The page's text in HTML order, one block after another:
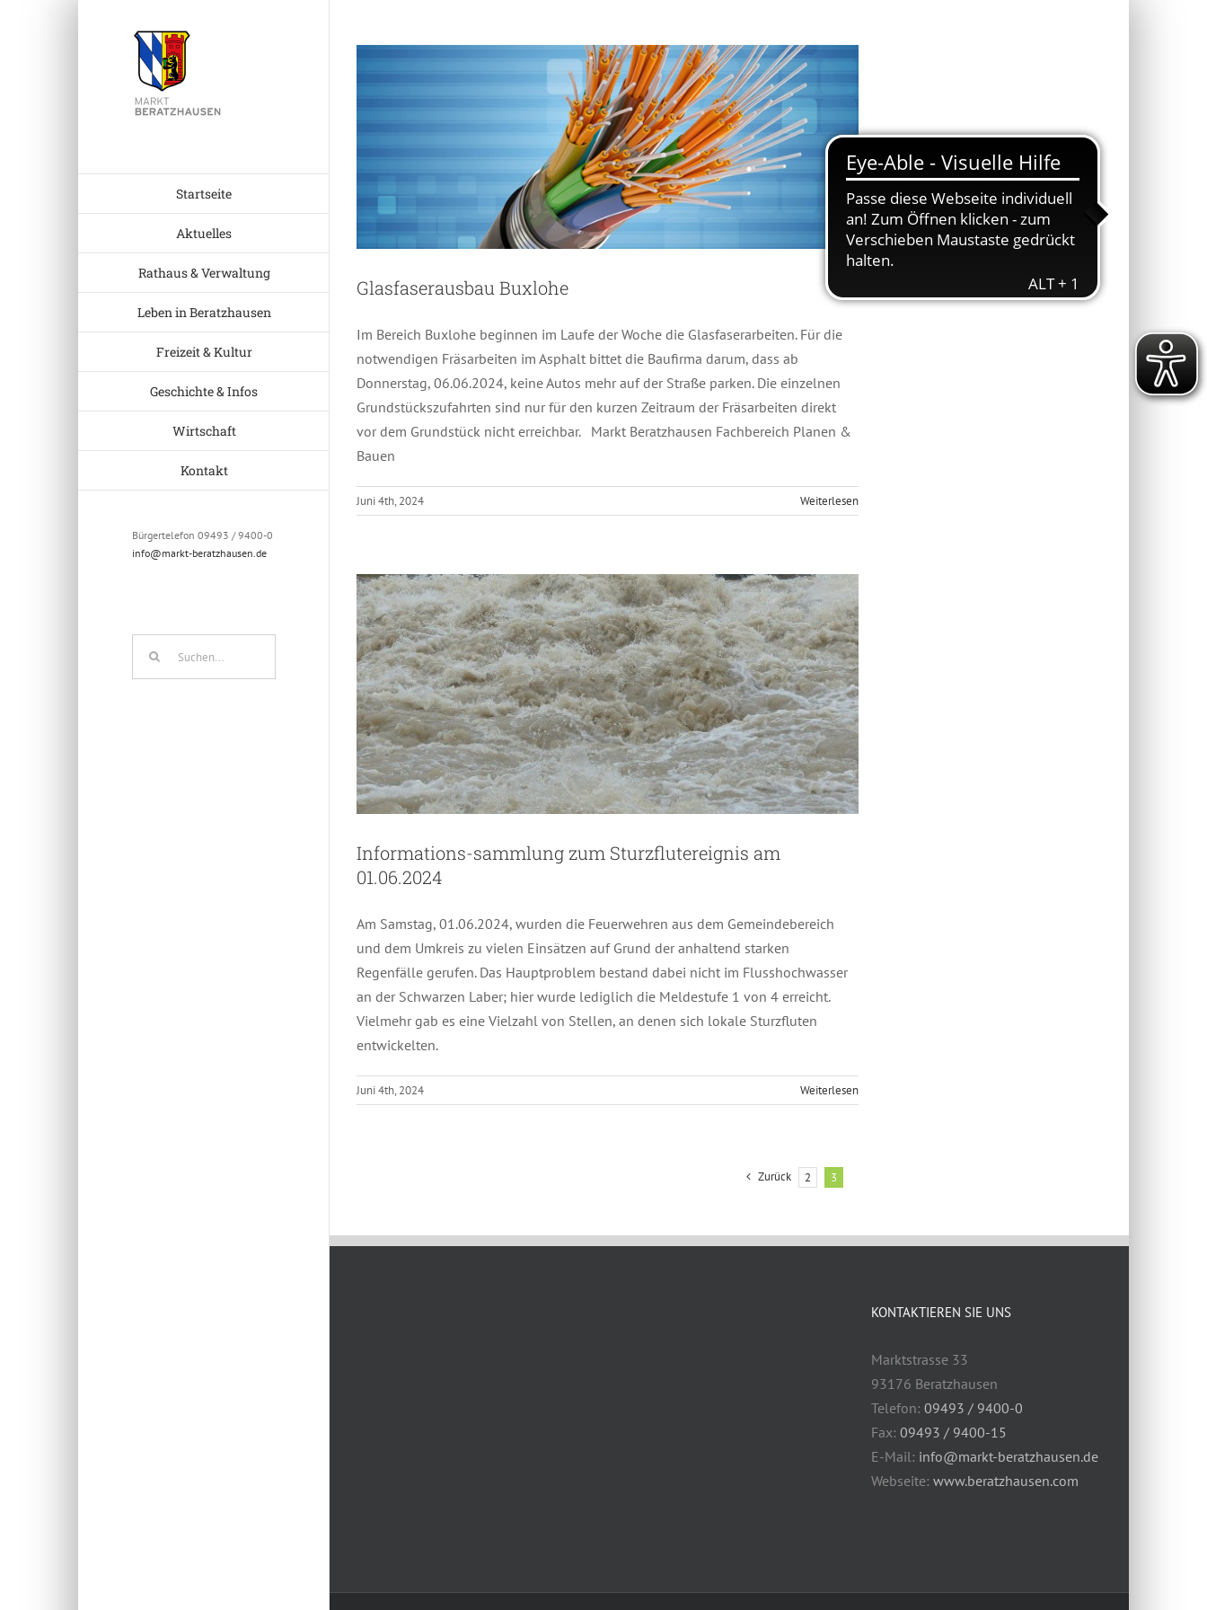
Startseite
Aktuelles
Rathaus & Verwaltung
Leben in Beratzhausen
Freizeit & Kultur
Geschichte & Infos
Wirtschaft
Kontakt
Bürgertelefon 09493 / 9400-0
info@markt-beratzhausen.de
Glasfaserausbau Buxlohe
Im Bereich Buxlohe beginnen im Laufe der Woche die Glasfaserarbeiten. Für die
notwendigen Fräsarbeiten im Asphalt bittet die Baufirma darum, dass ab
Donnerstag, 06.06.2024, keine Autos mehr auf der Straße parken. Die einzelnen
Grundstückszufahrten sind nur für den kurzen Zeitraum der Fräsarbeiten direkt
vor dem Grundstück nicht erreichbar. Markt Beratzhausen Fachbereich Planen &
Bauen
Juni 4th, 2024 Weiterlesen
01.06.2024
Informations-sammlung zum Sturzflutereignis am
01.06.2024
Am Samstag, 01.06.2024, wurden die Feuerwehren aus dem Gemeindebereich
und dem Umkreis zu vielen Einsätzen auf Grund der anhaltend starken
Regenfälle gerufen. Das Hauptproblem bestand dabei nicht im Flusshochwasser
an der Schwarzen Laber; hier wurde lediglich die Meldestufe 1 von 4 erreicht.
Vielmehr gab es eine Vielzahl von Stellen, an denen sich lokale Sturzfluten
entwickelten.
Juni 4th, 2024 Weiterlesen
Zurück 2 3
KONTAKTIEREN SIE UNS
Marktstrasse 33
93176 Beratzhausen
Telefon:09493 / 9400-0
Fax:09493 / 9400-15
E-Mail: info@markt-beratzhausen.de
Webseite:www.beratzhausen.com